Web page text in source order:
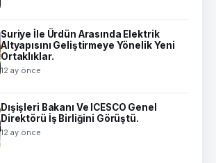
Suriye İle Ürdün Arasında Elektrik
Altyapısını Geliştirmeye Yönelik Yeni
Ortaklıklar.
12 ay önce
Dışişleri Bakanı Ve ICESCO Genel
Direktörü İş Birliğini Görüştü.
12 ay önce